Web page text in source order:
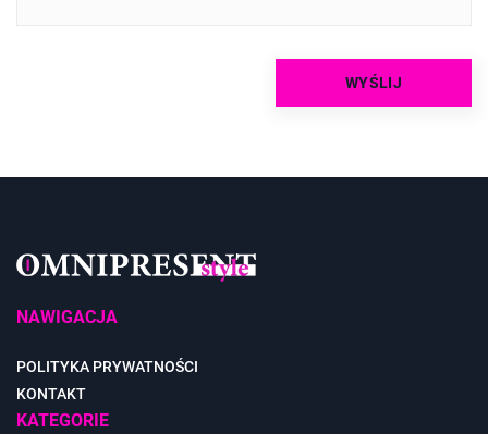
NAWIGACJA
POLITYKA PRYWATNOŚCI
KONTAKT
KATEGORIE